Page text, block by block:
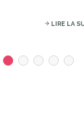
arrow_forward LIRE LA